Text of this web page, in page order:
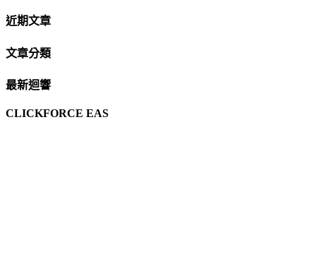
近期文章
文章分類
最新迴響
CLICKFORCE EAS